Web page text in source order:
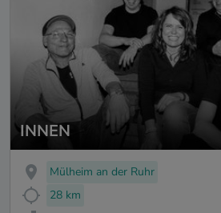
INNEN
Mülheim an der Ruhr
28 km